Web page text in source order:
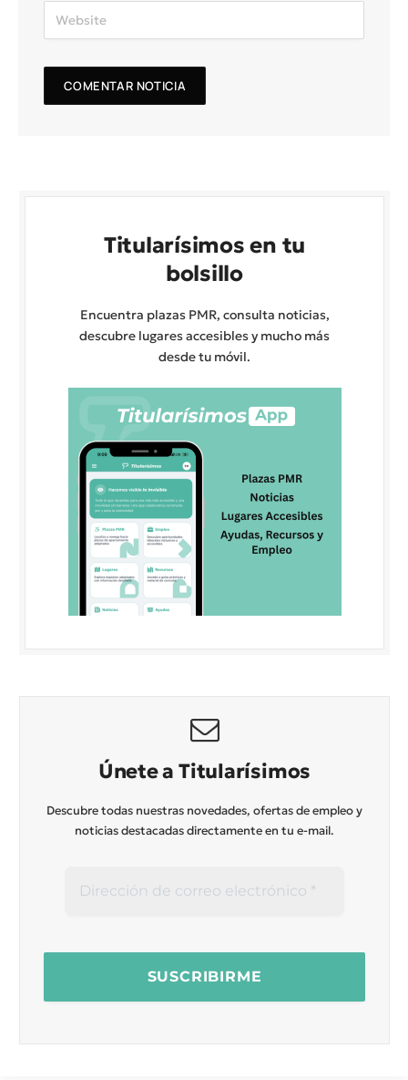
Titularísimos en tu
bolsillo
Encuentra plazas PMR, consulta noticias,
descubre lugares accesibles y mucho más
desde tu móvil.
Únete a Titularísimos
Descubre todas nuestras novedades, ofertas de empleo y
noticias destacadas directamente en tu e-mail.